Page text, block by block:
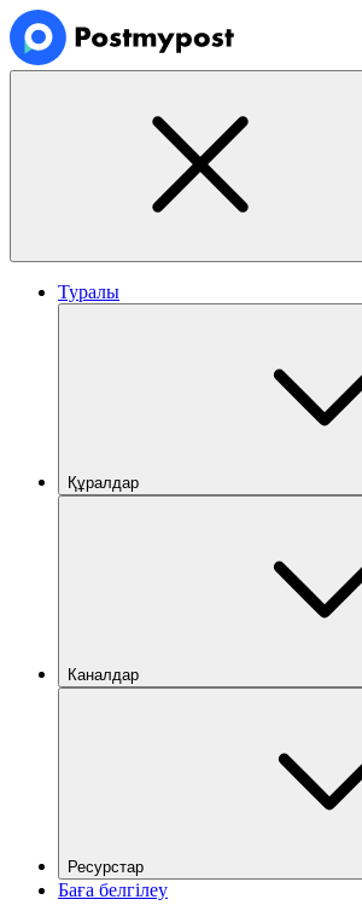
Туралы
Құралдар
Каналдар
Ресурстар
Баға белгілеу